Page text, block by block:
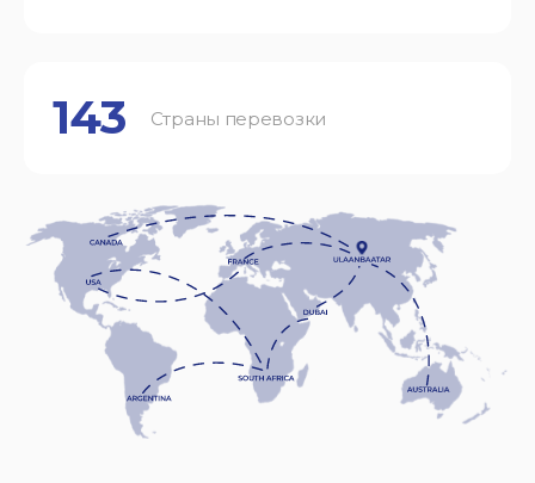
143 Страны перевозки